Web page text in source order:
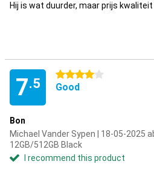
Hij is wat duurder, maar prijs
7.5
4 stars
Good
Bon
Michael Vander Sypen | 18-05-2025
12GB/512GB Black
I recommend this product